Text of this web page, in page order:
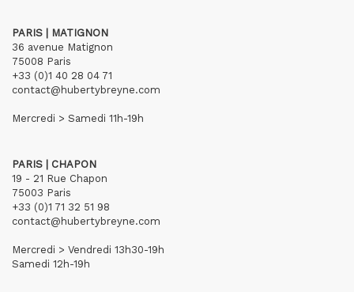
PARIS | MATIGNON
36 avenue Matignon
75008 Paris
+33 (0)1 40 28 04 71
contact@hubertybreyne.com
Mercredi > Samedi 11h-19h
PARIS | CHAPON
19 - 21 Rue Chapon
75003 Paris
+33 (0)1 71 32 51 98
contact@hubertybreyne.com
Mercredi > Vendredi 13h30-19h
Samedi 12h-19h